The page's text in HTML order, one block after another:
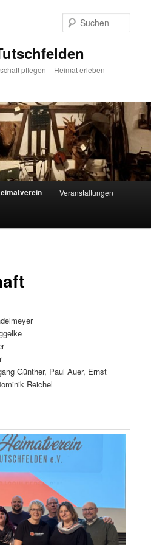
pflegen – Heimat erleben
Veranstaltungen
Günther, Paul Auer, Ernst
Reichel